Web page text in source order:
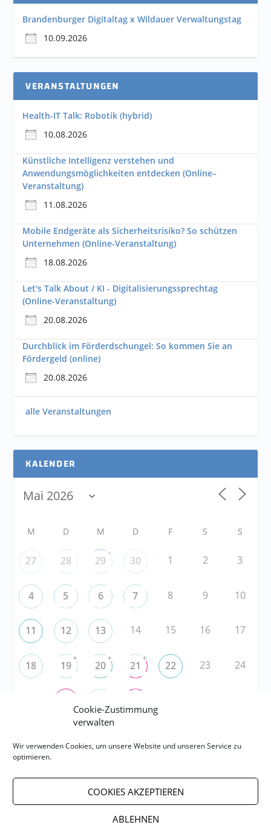
Cookie-Zustimmung
verwalten
Wir verwenden Cookies, um unsere Website und unseren Service zu
optimieren.
COOKIES AKZEPTIEREN
ABLEHNEN
Brandenburger Digitaltag x Wildauer Verwaltungstag
10.09.2026
VERANSTALTUNGEN
Health-IT Talk: Robotik (hybrid)
10.08.2026
Künstliche Intelligenz verstehen und
Anwendungsmöglichkeiten entdecken (Online–
Veranstaltung)
11.08.2026
Mobile Endgeräte als Sicherheitsrisiko? So schützen
Unternehmen (Online-Veranstaltung)
18.08.2026
Let's Talk About / KI - Digitalisierungssprechtag
(Online-Veranstaltung)
20.08.2026
Durchblick im Förderdschungel: So kommen Sie an
Fördergeld (online)
20.08.2026
alle Veranstaltungen
KALENDER
M D M D F S S
27 28 29
+
30 1 2 3
4 5 6 7 8 9 10
11 12 13 14 15 16 17
18 19
+
20
+
21
+
22 23 24
RSS
RSS-FEED abonnieren